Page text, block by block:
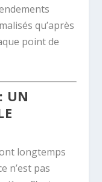
qu’après
point de
UN
longtemps
n’est pas